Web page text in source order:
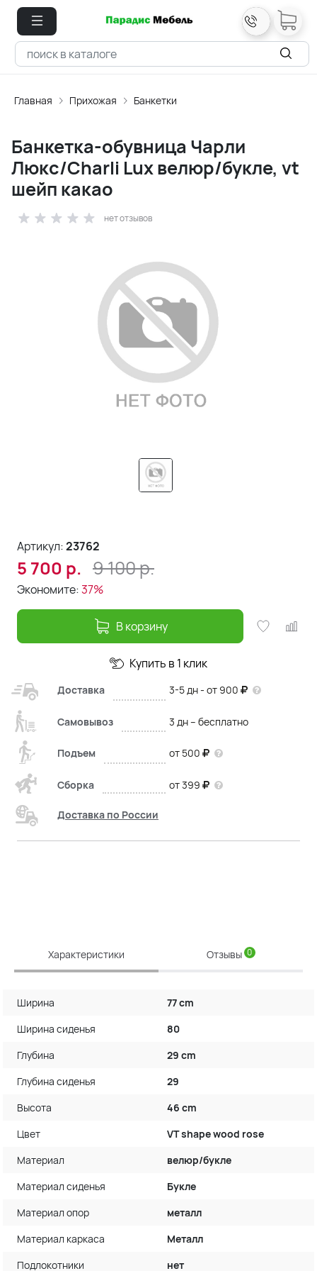
Главная Прихожая Банкетки
Банкетка-обувница Чарли
Люкс/Charli Lux велюр/букле, vt
шейп какао
нет отзывов
Артикул:23762
5 700 р. 9 100р.
Экономите:37%
В корзину
Купить в 1 клик
Доставка 3-5 дн - от 900
Самовывоз 3 дн – бесплатно
Подъем от 500
Сборка от 399
Доставка по России
Характеристики Отзывы 0
Ширина
77 cm
Ширина сиденья
80
Глубина
29 cm
Глубина сиденья
29
Высота
46 cm
Цвет
VT shape wood rose
Материал
велюр/букле
Материал сиденья
Букле
Материал опор
металл
Материал каркаса
Металл
Подлокотники
нет